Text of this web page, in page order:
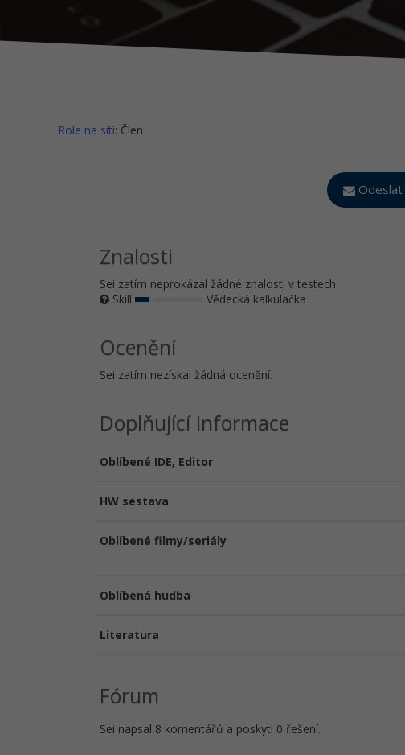
Role na síti: Člen
Odeslat
Znalosti
Sei zatím neprokázal žádné znalosti v testech.
Skill
Vědecká kalkulačka
Ocenění
Sei zatím nezískal žádná ocenění.
Doplňující informace
Oblíbené IDE, Editor
HW sestava
Oblíbené filmy/seriály
Oblíbená hudba
Literatura
Fórum
Sei napsal 8 komentářů a poskytl 0 řešení.